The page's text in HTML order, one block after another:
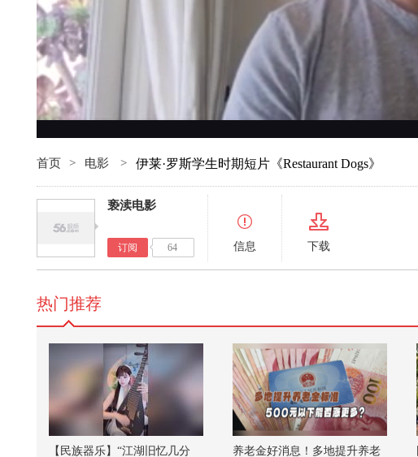
首页 > 电影 > 伊莱·罗斯学生时期短片《Restaurant Dogs》
亵渎电影
订阅 64 信息 下载
热门推荐
【民族器乐】“江湖旧忆几分
养老金好消息！多地提升养老